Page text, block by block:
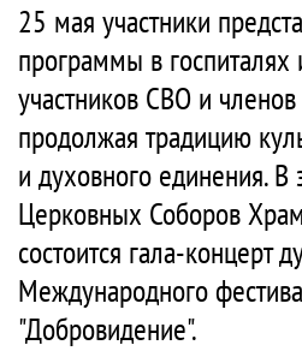
25 мая участники
программы в госпиталях
участников СВО и
продолжая традицию
и духовного единения. В
Церковных Соборов
состоится гала-концерт
Международного
"Добровидение".